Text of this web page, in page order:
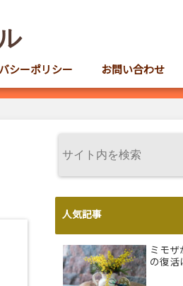
シーポリシー お問い合わせ
人気記事
ミモザ
の復活